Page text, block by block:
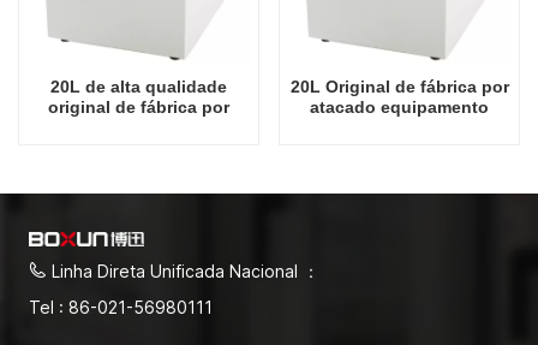
20L de alta qualidade
original de fábrica por
20L Original de fábrica por
atacado equipamento
Linha Direta Unificada Nacional ：
Tel : 86-021-56980111